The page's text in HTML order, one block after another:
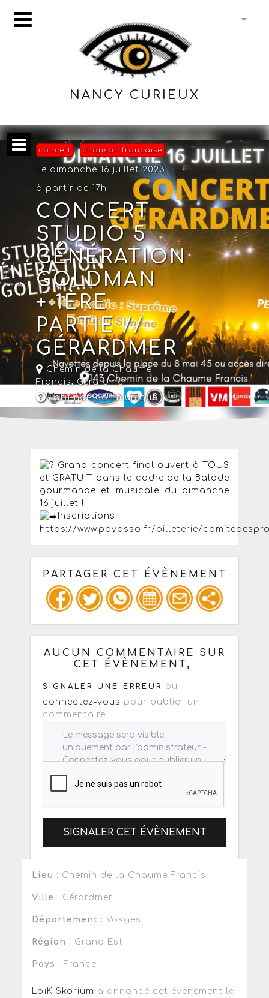
NANCY CURIEUX
concert chanson francaise
Le dimanche 16 juillet 2023
à partir de 17h
CONCERT
STUDIO 5
GÉNÉRATION
GOLDMAN
+ 1ÈRE
PARTIE //
GÉRARDMER
Chemin de la Chaume
Francis, Gérardmer
Tarif non communiqué
Grand concert final ouvert à TOUS
et GRATUIT dans le cadre de la Balade
gourmande et musicale du dimanche
16 juillet !
Inscriptions :
https://www.payasso.fr/billeterie/
PARTAGER CET ÉVÈNEMENT
Copiez les infos ci-dessous pour un
: mail / forum / réseau social
AUCUN COMMENTAIRE SUR
CET ÉVÈNEMENT,
SIGNALER UNE ERREUR ou
connectez-vous pour publier un
commentaire
SIGNALER CET ÉVÈNEMENT
Lieu : Chemin de la Chaume Francis
Ville : Gérardmer
Département : Vosges
Région : Grand Est
Pays : France
LoïK Skorium a annoncé cet évènement le